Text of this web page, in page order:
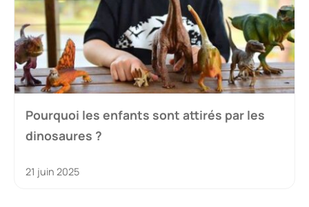
Pourquoi les enfants sont attirés par les
dinosaures ?
21 juin 2025